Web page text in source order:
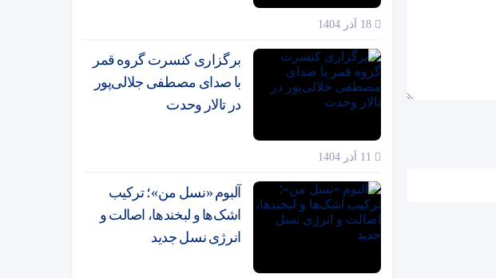
برگزاری کنسرت گروه قمر
با صدای مصطفی جلالی‌پور
در تالار وحدت
آلبوم «نسل من»؛ ترکیب
اشک‌ها و لبخندها، اصالت و
انرژی نسل جدید